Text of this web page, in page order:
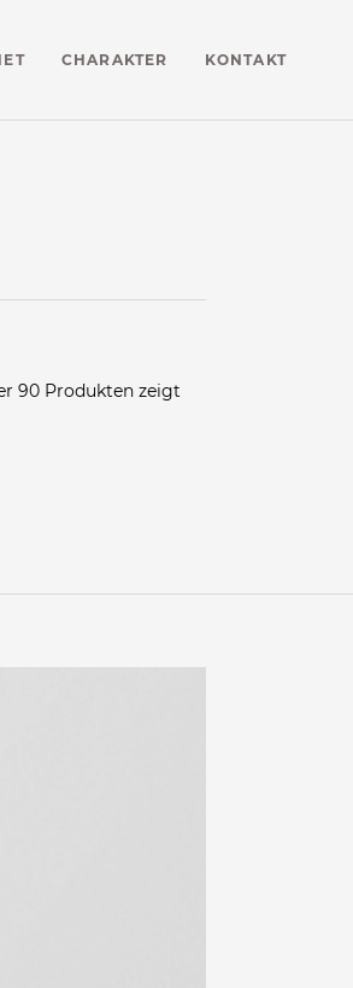
CHARAKTER KONTAKT
90 Produkten zeigt